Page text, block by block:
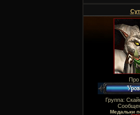
Про
Группа:
Медальки